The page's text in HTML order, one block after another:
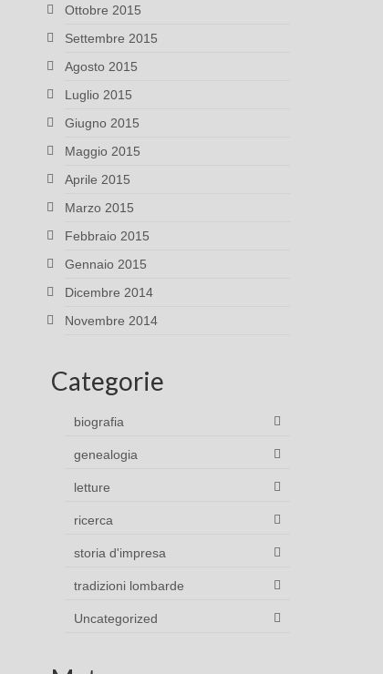
Ottobre 2015
Settembre 2015
Agosto 2015
Luglio 2015
Giugno 2015
Maggio 2015
Aprile 2015
Marzo 2015
Febbraio 2015
Gennaio 2015
Dicembre 2014
Novembre 2014
Categorie
biografia
genealogia
letture
ricerca
storia d'impresa
tradizioni lombarde
Uncategorized